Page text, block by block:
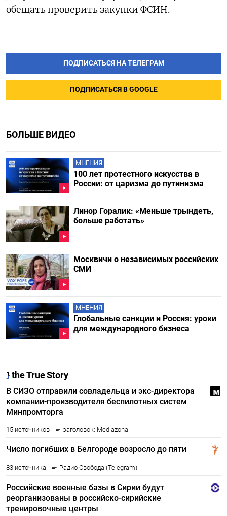
обещать проверить закупки ФСИН.
ПОДПИСАТЬСЯ НА ТЕЛЕГРАМ
ПОДПИСАТЬСЯ В GOOGLE
БОЛЬШЕ ВИДЕО
МНЕНИЯ
100 лет протестного искусства в
России: от царизма до путинизма
Линор Горалик: «Меньше трындеть,
больше работать»
Москвичи о независимых российских
СМИ
МНЕНИЯ
Глобальные санкции и Россия: уроки
для международного бизнеса